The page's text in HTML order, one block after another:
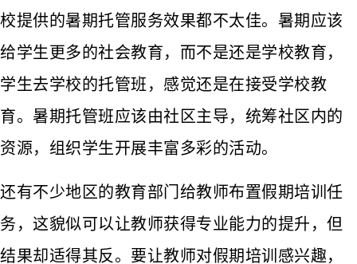
校提供的暑期托管服务效果都不太佳。暑期应该
给学生更多的社会教育，而不是还是学校教育，
学生去学校的托管班，感觉还是在接受学校教
育。暑期托管班应该由社区主导，统筹社区内的
资源，组织学生开展丰富多彩的活动。
还有不少地区的教育部门给教师布置假期培训任
务，这貌似可以让教师获得专业能力的提升，但
结果却适得其反。要让教师对假期培训感兴趣，